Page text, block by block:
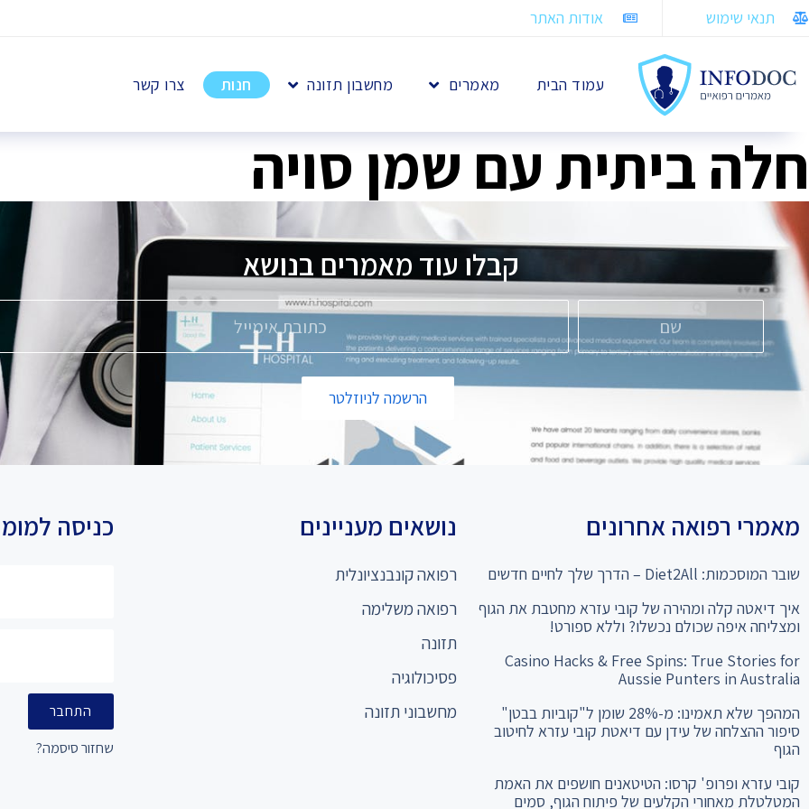
תנאי שימוש אודות האתר
עמוד הבית מאמרים מחשבון תזונה חנות צרו קשר
חלה ביתית עם שמן סויה
קבלו עוד מאמרים בנושאפ
הרשמה לניוזלטר
מאמרי רפואה אחרונים
שובר המוסכמות: Diet2All – הדרך שלך לחיים חדשים
איך דיאטה קלה ומהירה של קובי עזרא מחטבת את הגוף
ומצליחה איפה שכולם נכשלו? וללא ספורט!
Casino Hacks & Free Spins: True Stories for
Aussie Punters in Australia
המהפך שלא תאמינו: מ-28% שומן ל"קוביות בבטן"
סיפור ההצלחה של עידן עם דיאטת קובי עזרא לחיטוב
הגוף
קובי עזרא ופרופ' קרסו: הטיטאנים חושפים את האמת
המטלטלת מאחורי הקלעים של פיתוח הגוף, סמים
נושאים מעניינים
רפואה קונבנציונלית
רפואה משלימה
תזונה
פסיכולוגיה
מחשבוני תזונה
כניסה
התחבר
שחזור סיסמה?